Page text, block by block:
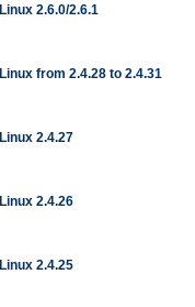
Linux 2.6.0/2.6.1
Linux from 2.4.28 to 2.4.31
Linux 2.4.27
Linux 2.4.26
Linux 2.4.25